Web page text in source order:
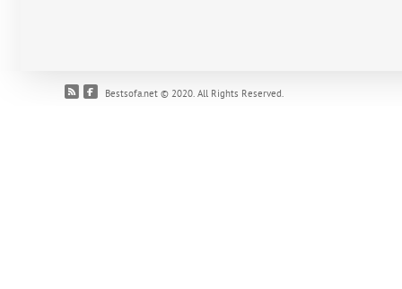
Bestsofa.net © 2020. All Rights Reserved.